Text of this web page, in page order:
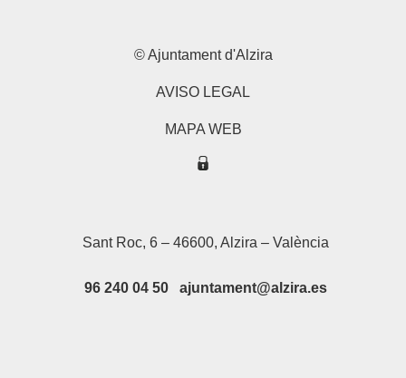
© Ajuntament d'Alzira
AVISO LEGAL
MAPA WEB
Sant Roc, 6 – 46600, Alzira – València
96 240 04 50 ajuntament@alzira.es